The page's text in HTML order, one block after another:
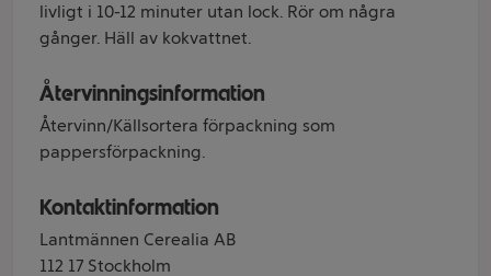
livligt i 10-12 minuter utan lock. Rör om några
gånger. Häll av kokvattnet.
Återvinningsinformation
Återvinn/Källsortera förpackning som
pappersförpackning.
Kontaktinformation
Lantmännen Cerealia AB
112 17 Stockholm